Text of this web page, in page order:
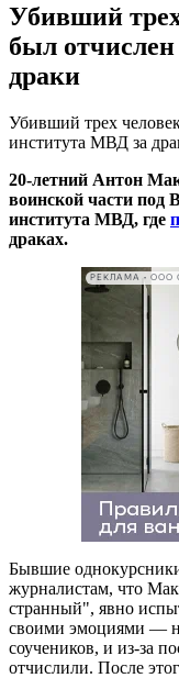
Убивший
был
драки
Убивший трех
института МВД за
20-летний Антон
воинской части под
института МВД, где
драках.
Бывшие однокурсники
журналистам, что
странный", явно
своими эмоциями —
соучеников, и из-за
отчислили. После